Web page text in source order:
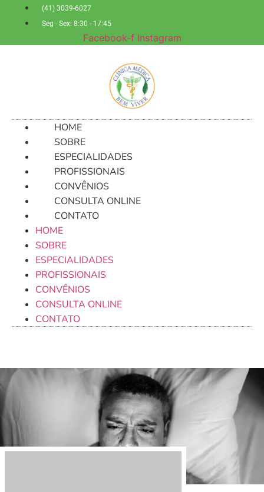
(41) 3039-6027
Seg - Sex: 8:30 - 17:45
Facebook-f Instagram
HOME
SOBRE
ESPECIALIDADES
PROFISSIONAIS
CONVÊNIOS
CONSULTA ONLINE
CONTATO
HOME
SOBRE
ESPECIALIDADES
PROFISSIONAIS
CONVÊNIOS
CONSULTA ONLINE
CONTATO